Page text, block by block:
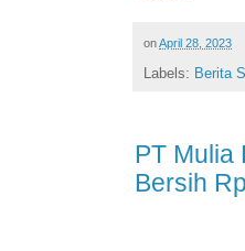
onApril 28, 2023
Labels: Berita
PT Mulia
Bersih